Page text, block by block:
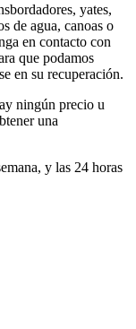
yates,
de agua, canoas o
en contacto con
que podamos
en su recuperación.
ningún precio u
una
y las 24 horas